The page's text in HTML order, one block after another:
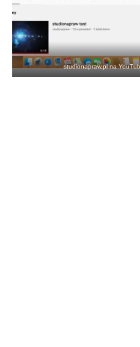
studionapraw.pl na